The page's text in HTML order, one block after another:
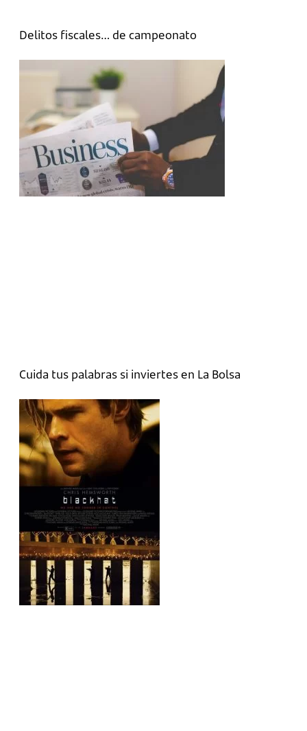
Delitos fiscales… de campeonato
Cuida tus palabras si inviertes en La Bolsa